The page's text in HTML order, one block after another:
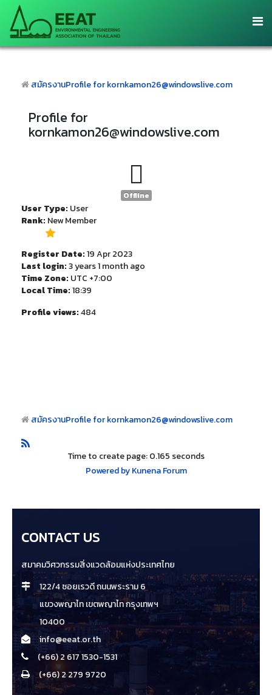
สมัครงานProfile for kornkamon26@windowslive.com
Profile for
kornkamon26@windowslive.com
Offline
User Type: User
Rank: New Member
Register Date:19 Apr 2023
Last login:3 years 1 month ago
Time Zone: UTC +7:00
Local Time:18:39
Profile views:484
สมัครงานProfile for kornkamon26@windowslive.com
Time to create page: 0.165 seconds
Powered by Kunena Forum
CONTACT US
สมาคมวิศวกรรมสิ่งแวดล้อมแห่งประเทศไทย
122/4 ซอยเรวดี ถนนพระราม 6
แขวงพญาไท เขตพญาไท กรุงเทพฯ
10400
info@eeat.or.th
(+66) 2 617 1530-1531
(+66) 2 279 9720